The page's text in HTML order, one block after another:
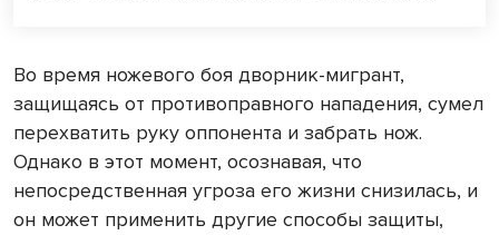
Во время ножевого боя дворник-мигрант,
защищаясь от противоправного нападения, сумел
перехватить руку оппонента и забрать нож.
Однако в этот момент, осознавая, что
непосредственная угроза его жизни снизилась, и
он может применить другие способы защиты,